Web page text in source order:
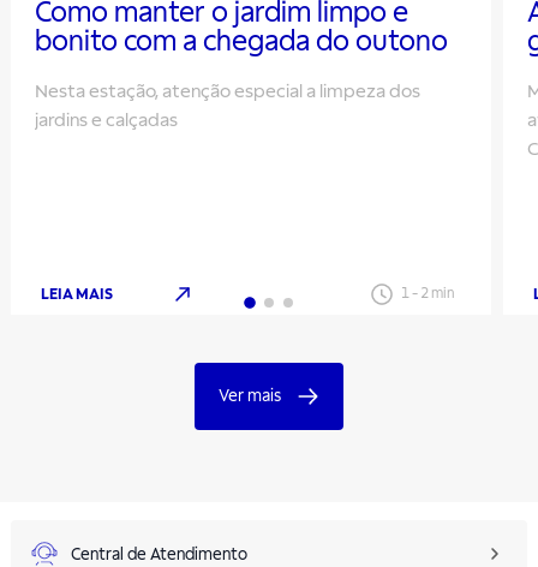
Como manter o jardim limpo e
bonito com a chegada do outono
Nesta estação, atenção especial a limpeza dos
jardins e calçadas
LEIA MAIS 1- 2 min
Ver mais
Central de Atendimento